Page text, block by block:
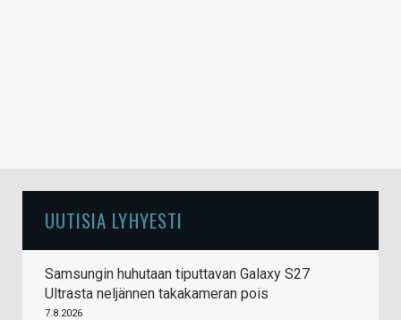
UUTISIA LYHYESTI
Samsungin huhutaan tiputtavan Galaxy S27
Ultrasta neljännen takakameran pois
7.8.2026